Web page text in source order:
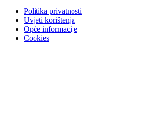
Politika privatnosti
Uvjeti korištenja
Opće informacije
Cookies